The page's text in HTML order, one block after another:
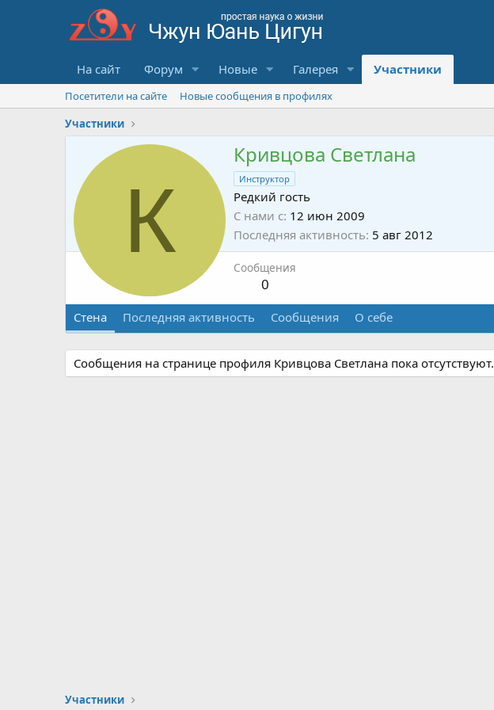
На сайт Форум Новые Галерея Участники
Посетители на сайте
Новые сообщения в профилях
Участники
К
Кривцова Светлана
Инструктор
Редкий гость
С нами с 12 июн 2009
Последняя активность 5 авг 2012
Сообщения
0
Стена Последняя активность Сообщения О себе
Сообщения на странице профиля Кривцова Светлана пока отсутствуют.
Участники